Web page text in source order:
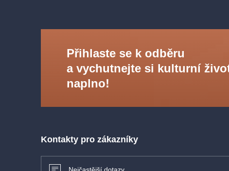
Přihlaste se k odběru
a vychutnejte si kulturní
naplno!
Kontakty pro zákazníky